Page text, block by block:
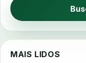
MAIS LIDOS